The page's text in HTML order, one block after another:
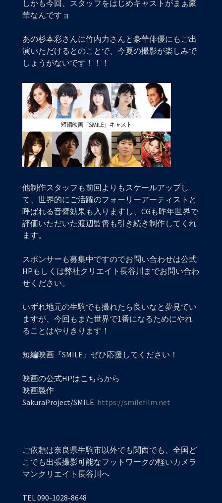
しかも今回、スタッフをはじめキャストがまぁ豪
華なんですョ
あの杉本彩さんに竹内力さんと豪華俳優にもご出
演いただけるとのことで、今夏の撮影が楽しみで
しょうがないです！！！
他制作スタッフも前回よりもスケールアップし
て、世界的にご活躍のフォーリーアーティストと
呼ばれる音響効果も入りますし、CGも昨年世界で
評価いただいた渡辺監督も引き続き制作してくれ
ます。
スポンサーも募集中ですのでお問い合わせは公式
HPもしくは弊社クリエイト長谷川までお問い合わ
せください。
いずれ地元の生駒でも撮れたら良いなと夢見てい
ますが、今回もまた世界で1番になるためにやれ
ることはやりきります！
短編映画『SMILE』ぜひ応援してください！
映画の公式HPはこちらから
映画製作
SakuraProject/SMILE https://smilefilm.net
ご依頼は奈良県生駒市以外でも関西でも、全国ど
こでも出張撮影可能なフットワークの軽いカメラ
マンクリエイト長谷川へ
TEL 090-1028-8648